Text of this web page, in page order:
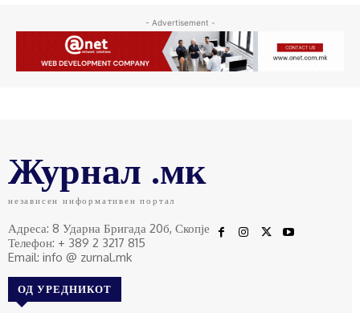
- Advertisement -
Журнал .мк
независен информативен портал
Адреса: 8 Ударна Бригада 20б, Скопје
Телефон: + 389 2 3217 815
Email: info @ zurnal.mk
ОД УРЕДНИКОТ